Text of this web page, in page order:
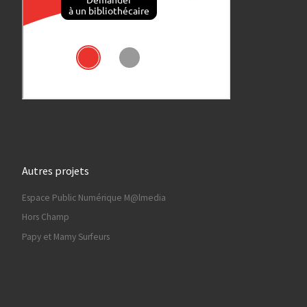
Autres projets
Espace Public Numérique M@lmedia
Hors Champ
Papy et Mamy Surfeurs